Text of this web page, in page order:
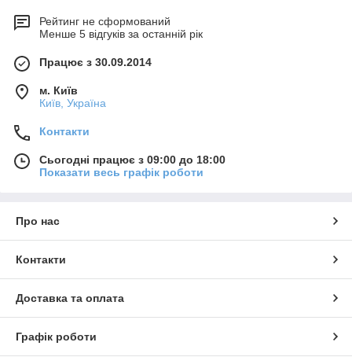
Рейтинг не сформований
Менше 5 відгуків за останній рік
Працює з 30.09.2014
м. Київ
Київ, Україна
Контакти
Сьогодні працює з 09:00 до 18:00
Показати весь графік роботи
Про нас
Контакти
Доставка та оплата
Графік роботи